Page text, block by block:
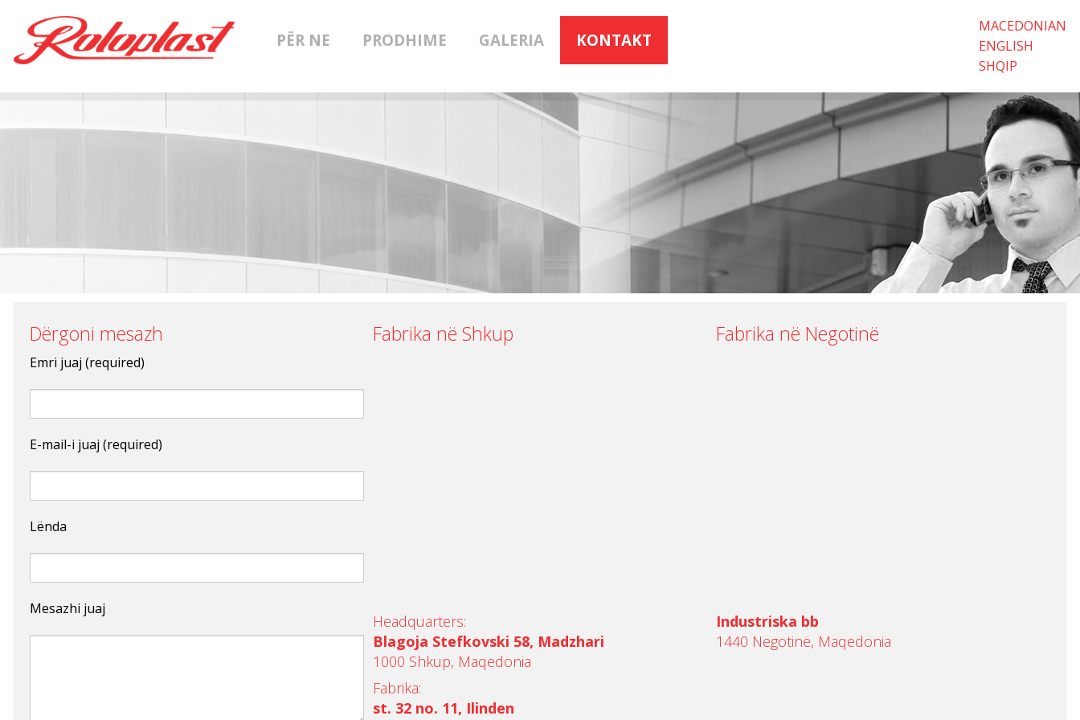
MACEDONIAN
ENGLISH
SHQIP
PËR NE PRODHIME GALERIA KONTAKT
Dërgoni mesazh
Emri juaj (required)
E-mail-i juaj (required)
Lënda
Mesazhi juaj
Fabrika në Shkup
Headquarters:
Blagoja Stefkovski 58, Madzhari
1000 Shkup, Maqedonia
Fabrika:
st. 32 no. 11, Ilinden
Fabrika në Negotinë
Industriska bb
1440 Negotinë, Maqedonia